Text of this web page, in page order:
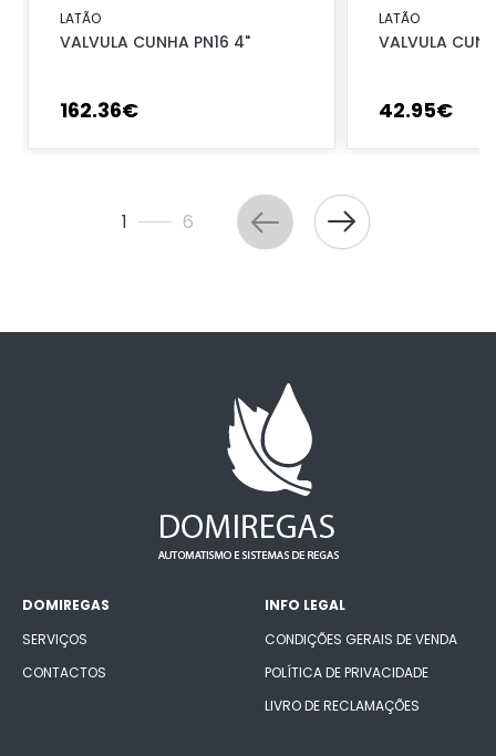
LATÃO
VALVULA CUNHA PN16 4"
162.36€
LATÃO
VALVULA
42.95€
1 6
DOMIREGAS
SERVIÇOS
CONTACTOS
INFO LEGAL
CONDIÇÕES GERAIS DE VENDA
POLÍTICA DE PRIVACIDADE
LIVRO DE RECLAMAÇÕES